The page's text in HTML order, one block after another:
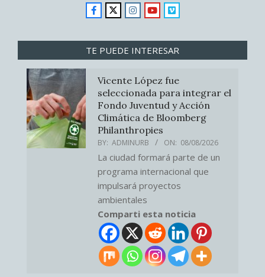
TE PUEDE INTERESAR
Vicente López fue
seleccionada para integrar el
Fondo Juventud y Acción
Climática de Bloomberg
Philanthropies
BY: ADMINURB ON: 08/08/2026
La ciudad formará parte de un
programa internacional que
impulsará proyectos
ambientales
Comparti esta noticia